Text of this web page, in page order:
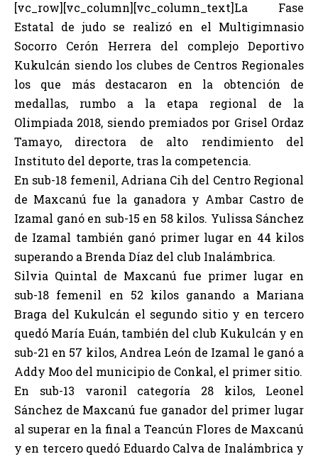
[vc_row][vc_column][vc_column_text]La Fase
Estatal de judo se realizó en el Multigimnasio
Socorro Cerón Herrera del complejo Deportivo
Kukulcán siendo los clubes de Centros Regionales
los que más destacaron en la obtención de
medallas, rumbo a la etapa regional de la
Olimpiada 2018, siendo premiados por Grisel Ordaz
Tamayo, directora de alto rendimiento del
Instituto del deporte, tras la competencia.
En sub-18 femenil, Adriana Cih del Centro Regional
de Maxcanú fue la ganadora y Ambar Castro de
Izamal ganó en sub-15 en 58 kilos. Yulissa Sánchez
de Izamal también ganó primer lugar en 44 kilos
superando a Brenda Díaz del club Inalámbrica.
Silvia Quintal de Maxcanú fue primer lugar en
sub-18 femenil en 52 kilos ganando a Mariana
Braga del Kukulcán el segundo sitio y en tercero
quedó María Euán, también del club Kukulcán y en
sub-21 en 57 kilos, Andrea León de Izamal le ganó a
Addy Moo del municipio de Conkal, el primer sitio.
En sub-13 varonil categoría 28 kilos, Leonel
Sánchez de Maxcanú fue ganador del primer lugar
al superar en la final a Teancún Flores de Maxcanú
y en tercero quedó Eduardo Calva de Inalámbrica y